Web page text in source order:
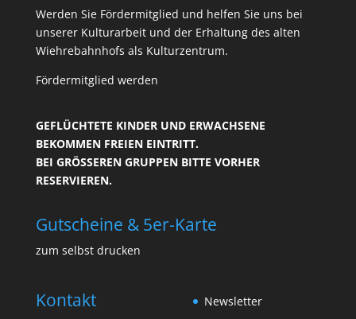
Werden Sie Fördermitglied und helfen Sie uns bei
unserer Kulturarbeit und der Erhaltung des alten
Wiehrebahnhofs als Kulturzentrum.
Fördermitglied werden
GEFLÜCHTETE KINDER UND ERWACHSENE
BEKOMMEN FREIEN EINTRITT.
BEI GRÖSSEREN GRUPPEN BITTE VORHER R
ESERVIEREN.
Gutscheine & 5er-Karte
zum selbst drucken
Kontakt
Newsletter